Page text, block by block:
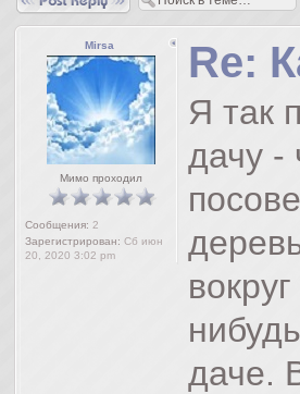
Mirsa
Мимо проходил
Сообщения: 2
Зарегистрирован: Сб июн
20, 2020 3:02 pm
Re:
Я так
дачу -
даче.